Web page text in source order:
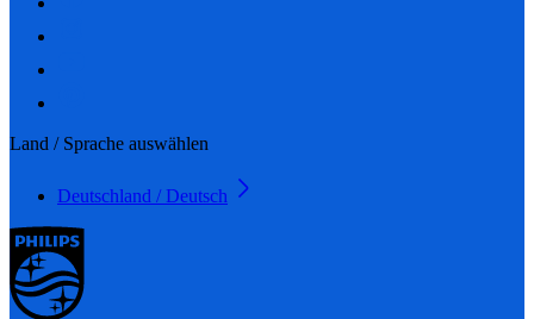
Land / Sprache auswählen
Deutschland / Deutsch